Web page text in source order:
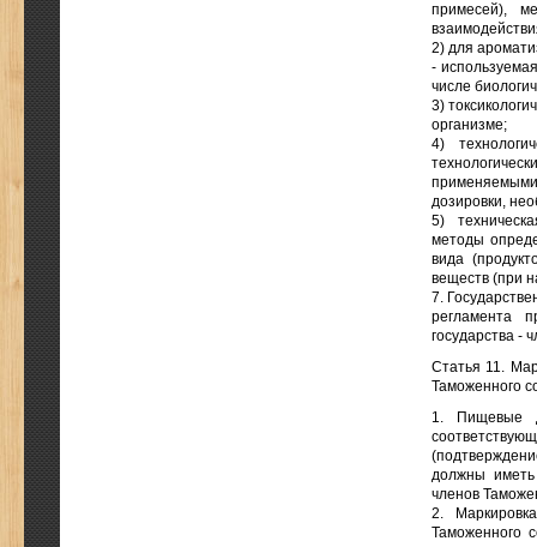
примесей),
2) для
-
числе
3)
организме;
4)
дозировки,
5)
методы
вида
веществ (при
7.
регламента
государства -
Статья 11.
Таможенного
1. Пищевые
должны
членов
2.
Таможенного